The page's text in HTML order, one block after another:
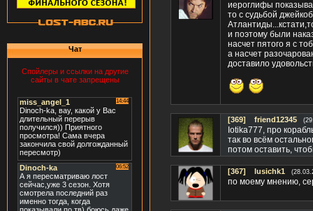
Чат
Спойлеры и ссылки на другие
сайты в чате запрещены
иероглифы
то с судьбой
и поэтому были
насчет пятого я с
а насчет
доставило
[369] friend12345
Iotika777, про
так во всём
потом оставить,
[367] lusichk1
по моему мнению,